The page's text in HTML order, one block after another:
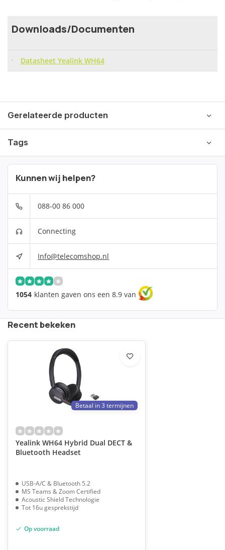
Downloads/Documenten
Datasheet Yealink WH64
Gerelateerde producten
Tags
Kunnen wij helpen?
088-00 86 000
Connecting
Info@telecomshop.nl
1054 klanten gaven ons een 8.9 van
Recent bekeken
Betaal in 3 termijnen
Yealink WH64 Hybrid Dual DECT &
Bluetooth Headset
USB-A/C & Bluetooth 5.2
MS Teams & Zoom Certified
Acoustic Shield Technologie
Tot 16u gesprekstijd
Op voorraad